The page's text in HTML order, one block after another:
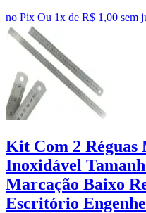
no Pix Ou 1x de R$ 1,00 sem
Kit Com 2 Réguas
Inoxidável
Marcação Baixo
Escritório